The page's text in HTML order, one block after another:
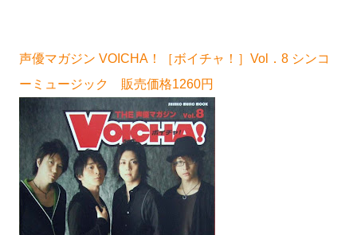
声優マガジン VOICHA！［ボイチャ！］Vol．8 シンコ
ーミュージック 販売価格1260円